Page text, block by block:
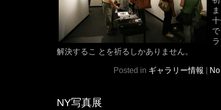
解決するこ とを祈るしかありません。
Posted in ギャラリー情報 |
NY写真展